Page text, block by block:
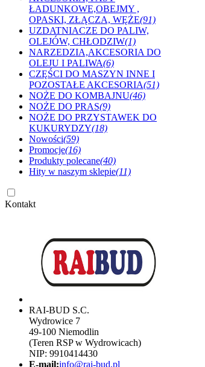
ŁADUNKOWE,OBEJMY ,
OPASKI, ZŁĄCZA, WĘŻE(91)
UZDATNIACZE DO PALIW,
OLEJÓW, CHŁODZIW(1)
NARZEDZIA,AKCESORIA DO
OLEJU I PALIWA(6)
CZĘŚCI DO MASZYN INNE I
POZOSTAŁE AKCESORIA(51)
NOŻE DO KOMBAJNU(46)
NOŻE DO PRAS(9)
NOŻE DO PRZYSTAWEK DO
KUKURYDZY(18)
Nowości(59)
Promocje(16)
Produkty polecane(40)
Hity w naszym sklepie(11)
Kontakt
RAI-BUD S.C.
Wydrowice 7
49-100 Niemodlin
(Teren RSP w Wydrowicach)
NIP: 9910414430
E-mail:info@rai-bud.pl